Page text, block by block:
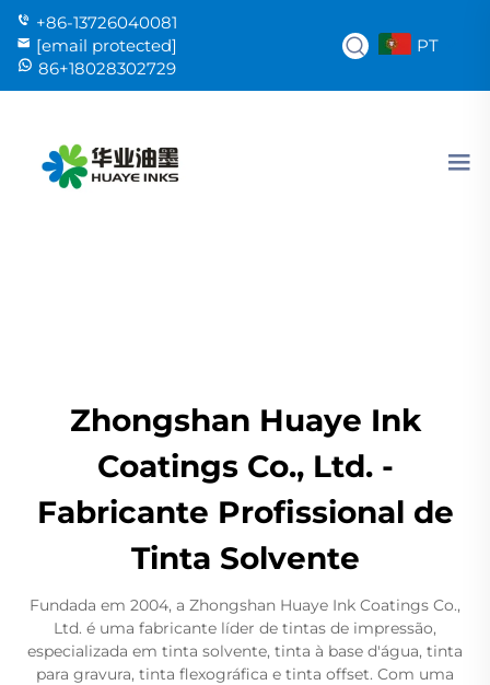
+86-13726040081
[email protected]
86+18028302729
PT
Zhongshan Huaye Ink
Coatings Co., Ltd. -
Fabricante Profissional de
Tinta Solvente
Fundada em 2004, a Zhongshan Huaye Ink Coatings Co.,
Ltd. é uma fabricante líder de tintas de impressão,
especializada em tinta solvente, tinta à base d'água, tinta
para gravura, tinta flexográfica e tinta offset. Com uma